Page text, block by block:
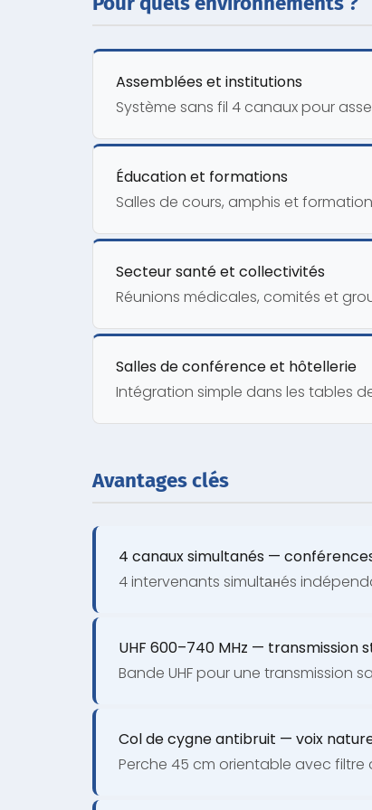
Assemblées et institutions
Système sans fil 4 canaux pour
Éducation et formations
Salles de cours, amphis et
Secteur santé et collectivités
Réunions médicales, comités et
Salles de conférence et hôtellerie
Intégration simple dans les tables
Avantages clés
4 canaux simultanés —
4 intervenants simultанés
UHF 600–740 MHz — transmission
Bande UHF pour une transmission
Col de cygne antibruit — voix
Perche 45 cm orientable avec